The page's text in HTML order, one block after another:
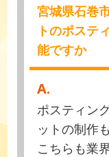
宮城県石巻
トのポステ
能ですか
A.
ポスティン
ットの制作
こちらも業